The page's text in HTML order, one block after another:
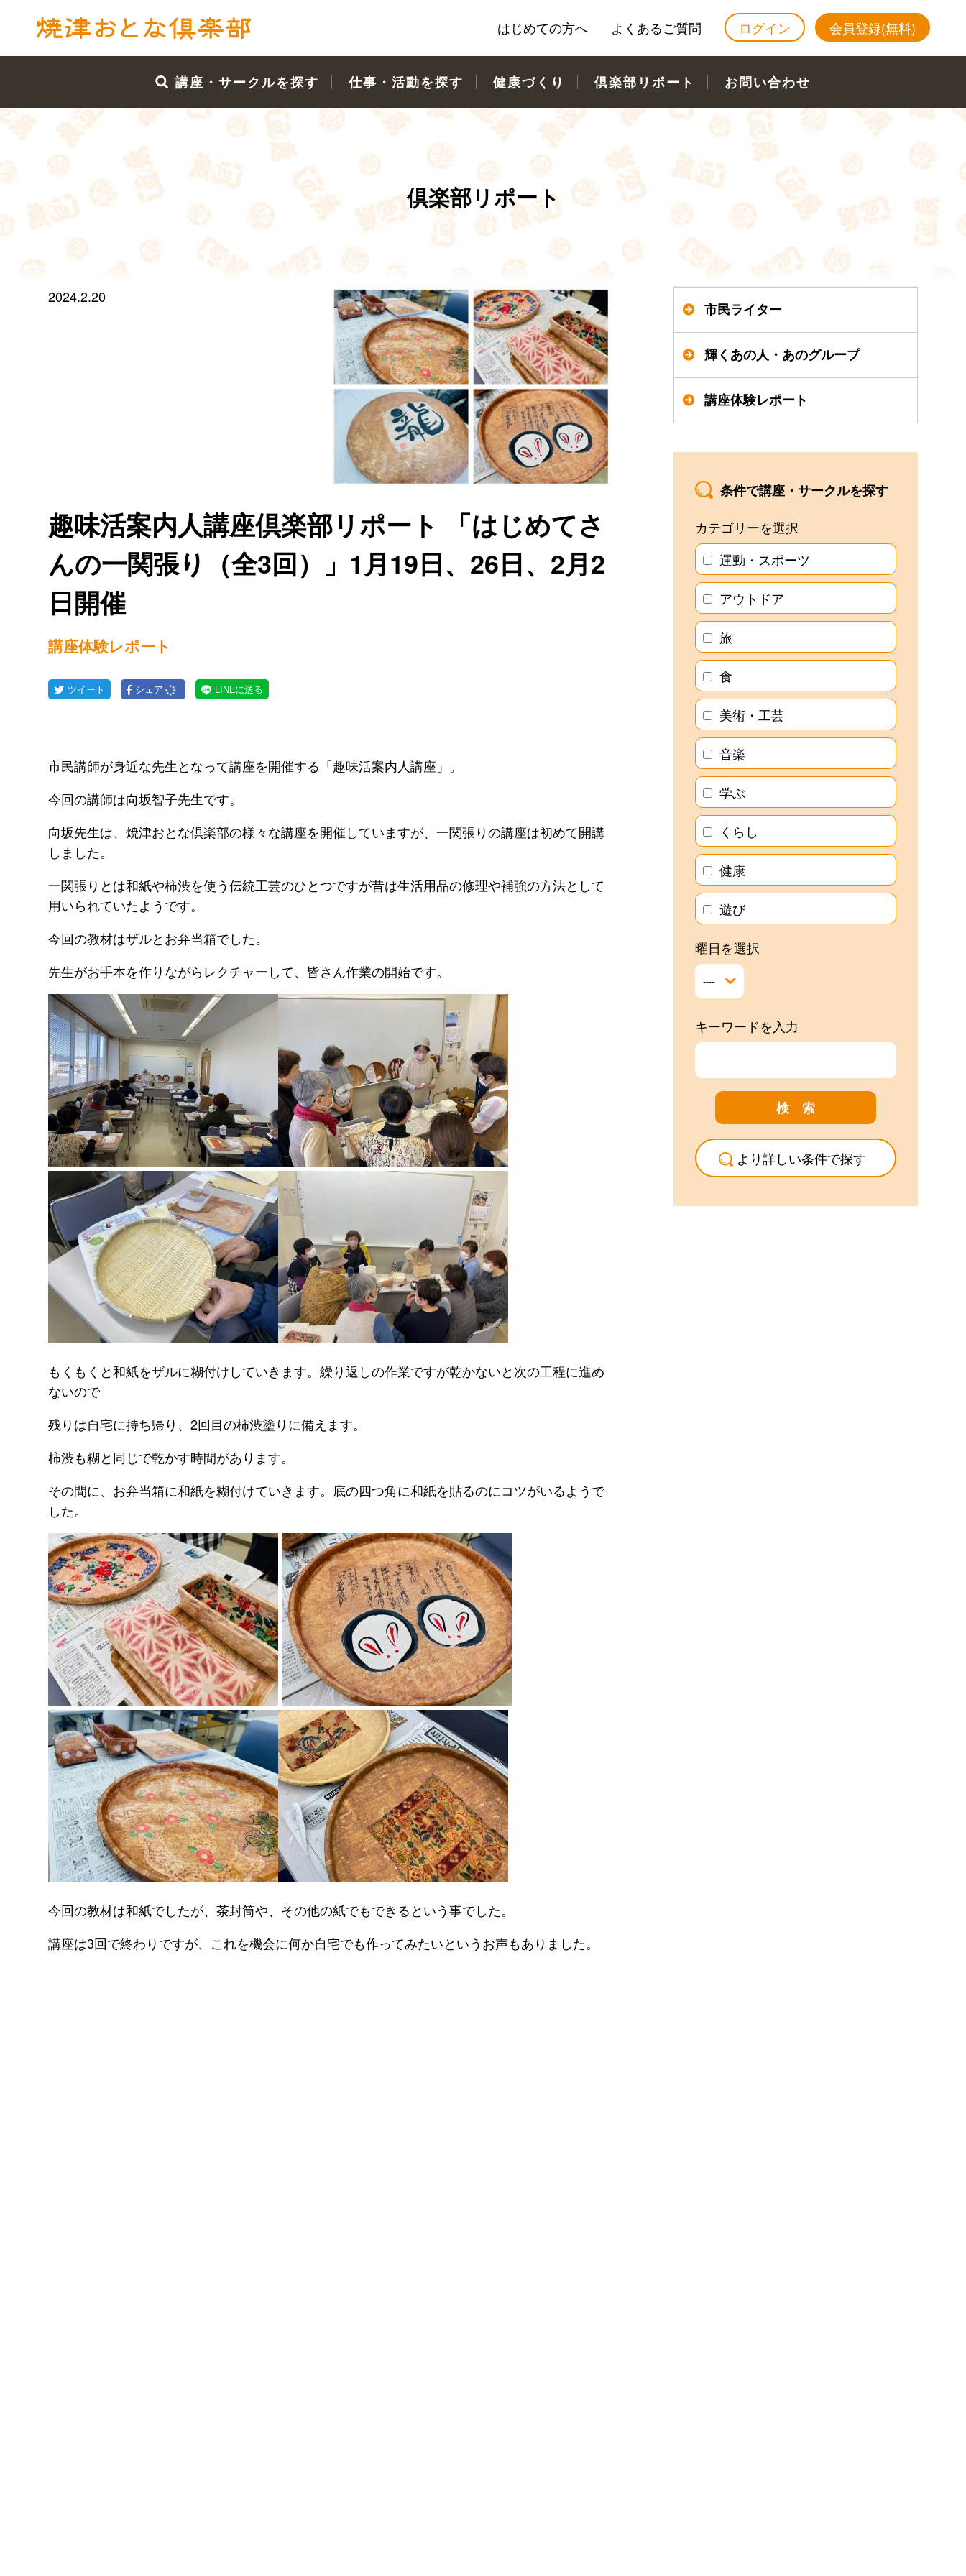
はじめての方へ よくあるご質問 ログイン 会員登録(無料)
講座・サークルを探す 仕事・活動を探す 健康づくり 倶楽部リポート お問い合わせ
倶楽部リポート
2024.2.20
趣味活案内人講座倶楽部リポート 「はじめてさ
んの一関張り（全3回）」1月19日、26日、2月2
日開催
講座体験レポート
ツイート シェア LINEに送る
市民講師が身近な先生となって講座を開催する「趣味活案内人講座」。
今回の講師は向坂智子先生です。
向坂先生は、焼津おとな倶楽部の様々な講座を開催していますが、一関張りの講座は初めて開講
しました。
一関張りとは和紙や柿渋を使う伝統工芸のひとつですが昔は生活用品の修理や補強の方法として
用いられていたようです。
今回の教材はザルとお弁当箱でした。
先生がお手本を作りながらレクチャーして、皆さん作業の開始です。
もくもくと和紙をザルに糊付けしていきます。繰り返しの作業ですが乾かないと次の工程に進め
ないので
残りは自宅に持ち帰り、2回目の柿渋塗りに備えます。
柿渋も糊と同じで乾かす時間があります。
その間に、お弁当箱に和紙を糊付けていきます。底の四つ角に和紙を貼るのにコツがいるようで
した。
今回の教材は和紙でしたが、茶封筒や、その他の紙でもできるという事でした。
講座は3回で終わりですが、これを機会に何か自宅でも作ってみたいというお声もありました。
市民ライター
輝くあの人・あのグループ
講座体験レポート
条件で講座・サークルを探す
カテゴリーを選択
運動・スポーツ
アウトドア
旅
食
美術・工芸
音楽
学ぶ
くらし
健康
遊び
曜日を選択
キーワードを入力
より詳しい条件で探す